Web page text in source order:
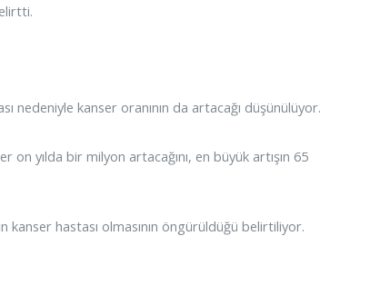
kanser oranının da artacağı düşünülüyor.
on yılda bir milyon artacağını, en büyük artışın 65
hastası olmasının öngürüldüğü belirtiliyor.